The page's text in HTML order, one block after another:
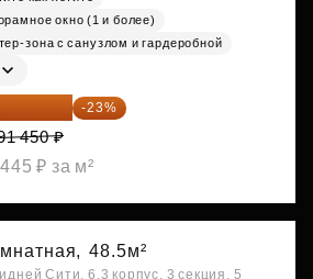
окно (1 и более)
зона с санузлом и гардеробной
417 ₽ -23%
450 ₽
₽ за м²
48.5м²
Сити, 6.3 корпус, 3 секция, 5